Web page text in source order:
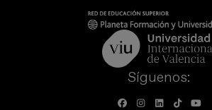
Síguenos: